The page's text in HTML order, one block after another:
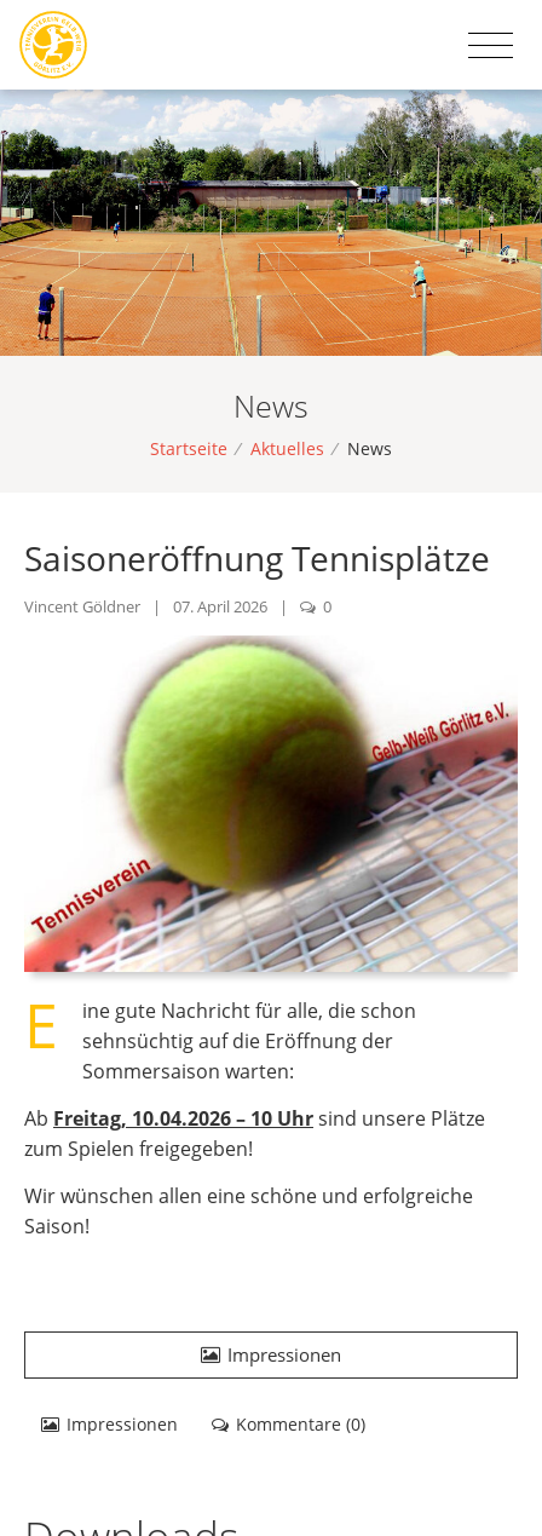
News
Startseite / Aktuelles / News
Saisoneröffnung Tennisplätze
Vincent Göldner | 07. April 2026 | 0
E
ine gute Nachricht für alle, die schon
sehnsüchtig auf die Eröffnung der
Sommersaison warten:
Ab Freitag, 10.04.2026 – 10 Uhrsind unsere Plätze
zum Spielen freigegeben!
Wir wünschen allen eine schöne und erfolgreiche
Saison!
Impressionen
Impressionen Kommentare (0)